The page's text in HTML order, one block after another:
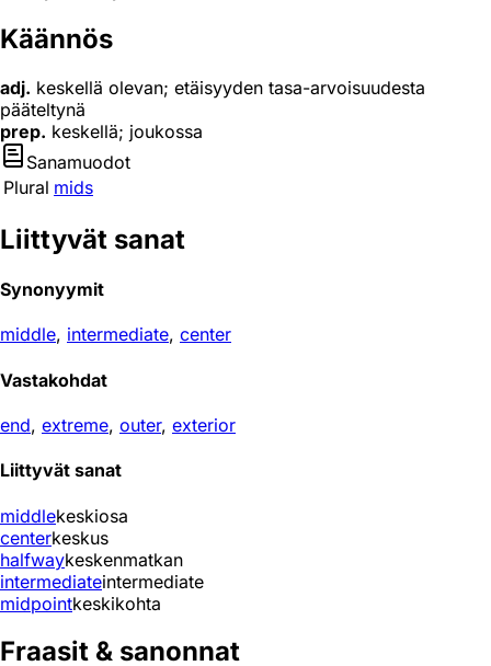
Käännös
adj. keskellä olevan; etäisyyden tasa-arvoisuudesta
pääteltynä
prep. keskellä; joukossa
Sanamuodot
Plural mids
Liittyvät sanat
Synonyymit
middle, intermediate, center
Vastakohdat
end, extreme, outer, exterior
Liittyvät sanat
middlekeskiosa
centerkeskus
halfwaykeskenmatkan
intermediateintermediate
midpointkeskikohta
Fraasit & sanonnat